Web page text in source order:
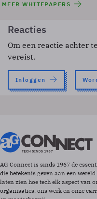
MEER WHITEPAPERS
Reacties
Om een reactie achter
vereist.
Inloggen
AG Connect is sinds 1967 de
die betekenis geven aan een
laten zien hoe tech elk aspect van
organisaties, ons werk en onze